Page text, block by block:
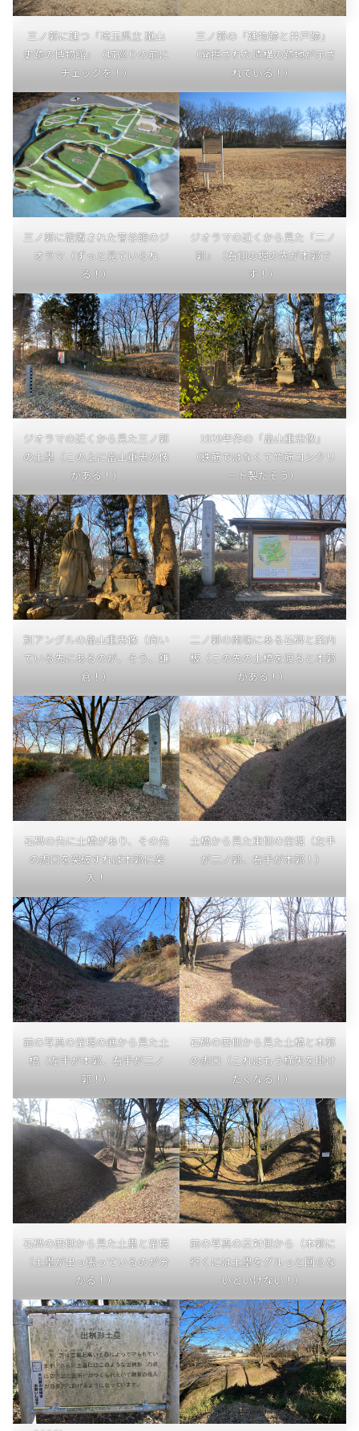
三ノ郭に建つ「埼玉県立 嵐山
史跡の博物館」（城巡りの前に
チェックを！）
三ノ郭の「建物跡と井戸跡」
（発掘された遺構の跡地が示さ
れている！）
三ノ郭に設置された菅谷館のジ
オラマ（ずっと見ていられ
る！）
ジオラマの近くから見た「二ノ
郭」（右側の堀の先が本郭で
す！）
ジオラマの近くから見た三ノ郭
の土塁（この上に畠山重忠の像
がある！）
1929年作の「畠山重忠像」
（鉄筋ではなくて竹筋コンクリ
ート製だそう）
別アングルの畠山重忠像（向い
ている先にあるのが、そう、鎌
倉！）
二ノ郭の南端にある石碑と案内
板（この先の土橋を渡ると本郭
がある！）
石碑の先に土橋があり、その先
の虎口を突破すれば本郭に突
入！
土橋から見た東側の空堀（左手
が二ノ郭、右手が本郭！）
前の写真の空堀の底から見た土
橋（左手が本郭、右手が二ノ
郭！）
石碑の西側から見た土橋と本郭
の虎口（これはもう横矢を掛け
たくなる！）
石碑の西側から見た土塁と空堀
（土塁が出っ張っているのが分
かる！）
前の写真の反対側から（本郭に
行くには土塁をグルっと回らな
いといけない！）